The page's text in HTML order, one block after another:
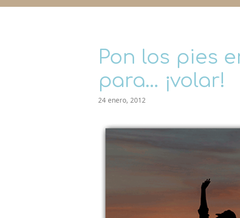
Pon los pies
para… ¡volar!
24 enero, 2012